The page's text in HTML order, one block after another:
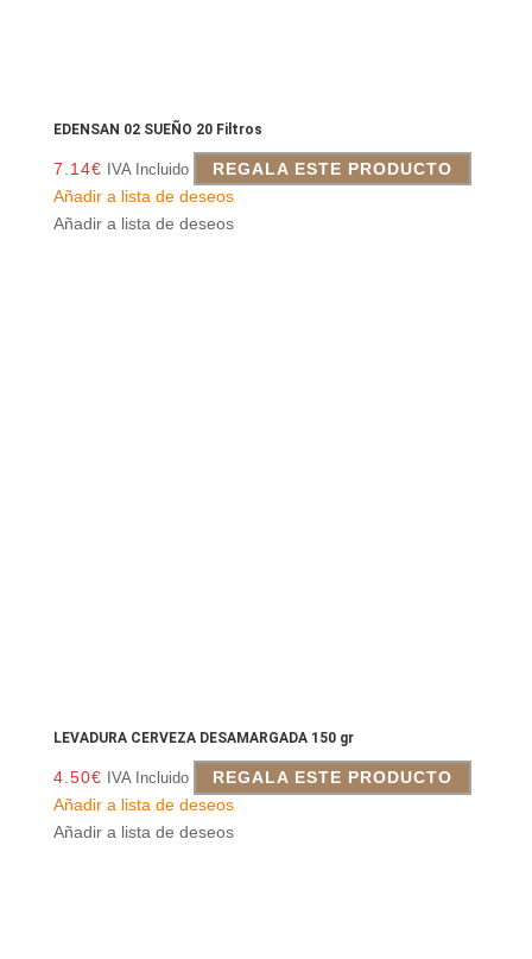
EDENSAN 02 SUEÑO 20 Filtros
7.14€ IVA Incluido
REGALA ESTE PRODUCTO
Añadir a lista de deseos
Añadir a lista de deseos
LEVADURA CERVEZA DESAMARGADA 150 gr
4.50€ IVA Incluido
REGALA ESTE PRODUCTO
Añadir a lista de deseos
Añadir a lista de deseos